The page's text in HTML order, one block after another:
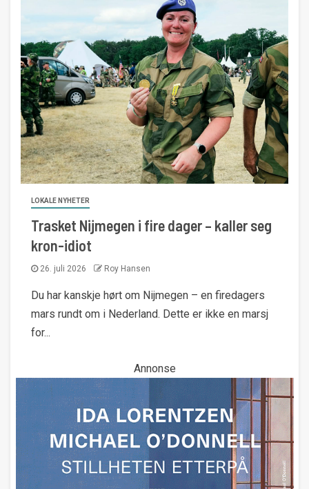
LOKALE NYHETER
Trasket Nijmegen i fire dager – kaller seg
kron-idiot
26. juli 2026 Roy Hansen
Du har kanskje hørt om Nijmegen – en firedagers
mars rundt om i Nederland. Dette er ikke en marsj
for...
Annonse